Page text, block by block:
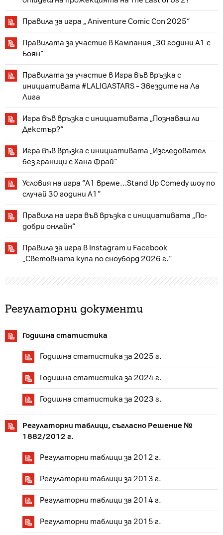
Правила за игра „ Aniventure Comic Con 2025“
Правилата за участие в Кампания „30 години А1 с
Боян“
Правилата за участие в Игра във връзка с
инициативата #LALIGASTARS – Звездите на Ла
Лига
Игра във връзка с инициативата „Познаваш ли
Декстър?“
Игра във връзка с инициативата „Изследовател
без граници с Хана Фрай“
Условия на игра “А1 време…Stand Up Comedy шоу по
случай 30 години А1”
Правила на игра във връзка с инициативата „По-
добри онлайн“
Правила за игра в Instagram и Facebook
„Световната купа по сноуборд 2026 г.“
Регулаторни документи
Годишна статистика
Годишна статистика за 2025 г.
Годишна статистика за 2024 г.
Годишна статистика за 2023 г.
Регулаторни таблици, съгласно Решение №
1882/2012 г.
Регулаторни таблици за 2012 г.
Регулаторни таблици за 2013 г.
Регулаторни таблици за 2014 г.
Регулаторни таблици за 2015 г.